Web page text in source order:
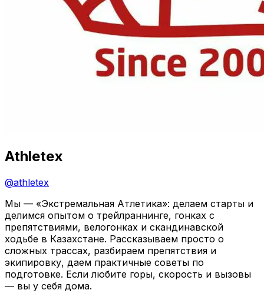
Athletex
@athletex
Мы — «Экстремальная Атлетика»: делаем старты и
делимся опытом о трейлраннинге, гонках с
препятствиями, велогонках и скандинавской
ходьбе в Казахстане. Рассказываем просто о
сложных трассах, разбираем препятствия и
экипировку, даем практичные советы по
подготовке. Если любите горы, скорость и вызовы
— вы у себя дома.